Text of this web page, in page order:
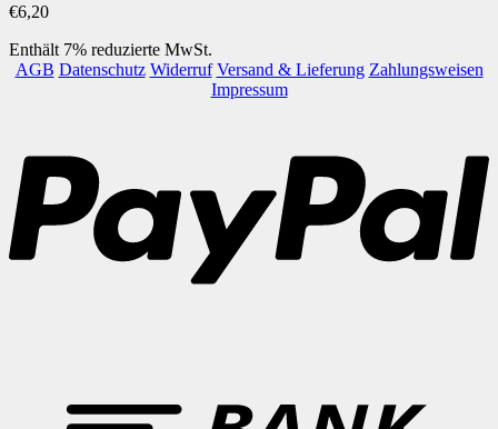
€6,20
Enthält 7% reduzierte MwSt.
AGB Datenschutz Widerruf Versand & Lieferung Zahlungsweisen
Impressum